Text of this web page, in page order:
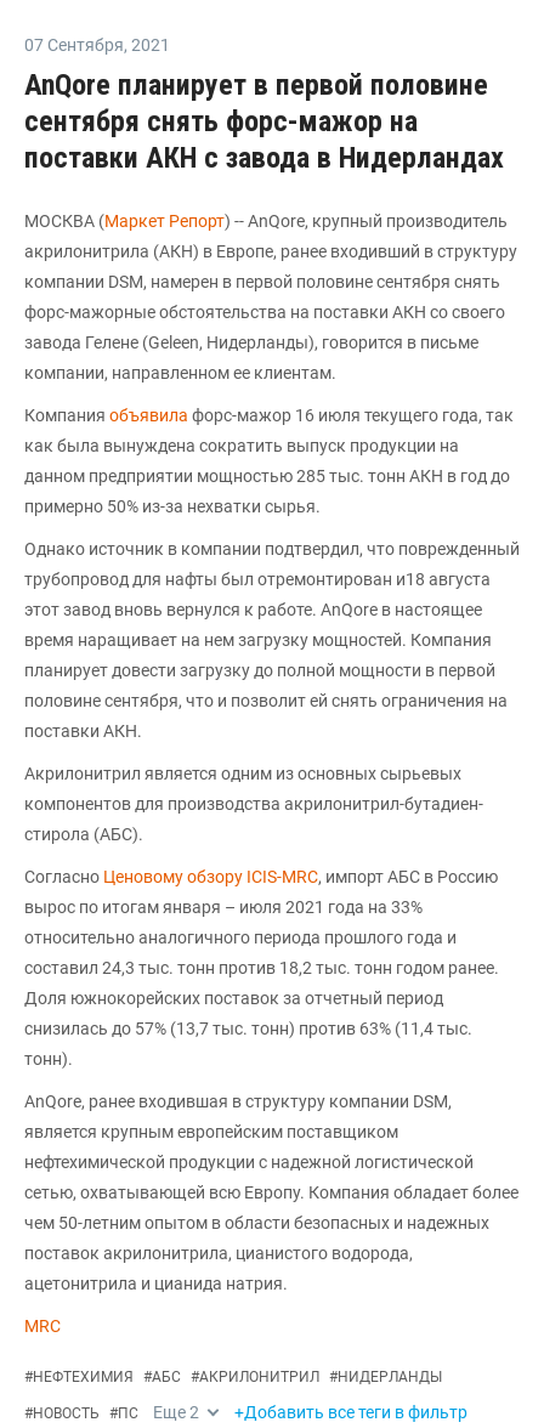
07 Сентября, 2021
AnQore планирует в первой половине
сентября снять форс-мажор на
поставки АКН с завода в Нидерландах
МОСКВА (Маркет Репорт) -- AnQore, крупный производитель
акрилонитрила (АКН) в Европе, ранее входивший в структуру
компании DSM, намерен в первой половине сентября снять
форс-мажорные обстоятельства на поставки АКН со своего
завода Гелене (Geleen, Нидерланды), говорится в письме
компании, направленном ее клиентам.
Компания объявила форс-мажор 16 июля текущего года, так
как была вынуждена сократить выпуск продукции на
данном предприятии мощностью 285 тыс. тонн АКН в год до
примерно 50% из-за нехватки сырья.
Однако источник в компании подтвердил, что поврежденный
трубопровод для нафты был отремонтирован и18 августа
этот завод вновь вернулся к работе. AnQore в настоящее
время наращивает на нем загрузку мощностей. Компания
планирует довести загрузку до полной мощности в первой
половине сентября, что и позволит ей снять ограничения на
поставки АКН.
Акрилонитрил является одним из основных сырьевых
компонентов для производства акрилонитрил-бутадиен-
стирола (АБС).
Согласно Ценовому обзору ICIS-MRC, импорт АБС в Россию
вырос по итогам января – июля 2021 года на 33%
относительно аналогичного периода прошлого года и
составил 24,3 тыс. тонн против 18,2 тыс. тонн годом ранее.
Доля южнокорейских поставок за отчетный период
снизилась до 57% (13,7 тыс. тонн) против 63% (11,4 тыс.
тонн).
AnQore, ранее входившая в структуру компании DSM,
является крупным европейским поставщиком
нефтехимической продукции с надежной логистической
сетью, охватывающей всю Европу. Компания обладает более
чем 50-летним опытом в области безопасных и надежных
поставок акрилонитрила, цианистого водорода,
ацетонитрила и цианида натрия.
MRC
#НЕФТЕХИМИЯ #АБС #АКРИЛОНИТРИЛ #НИДЕРЛАНДЫ
#НОВОСТЬ #ПС Еще2 +Добавить все теги в фильтр